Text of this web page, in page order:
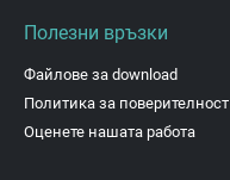
Полезни връзки
Файлове за download
Политика за поверителност
Оценете нашата работа